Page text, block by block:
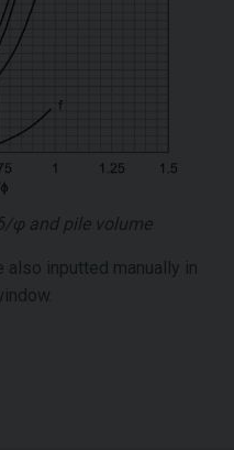
φ and pile volume
also inputted manually in